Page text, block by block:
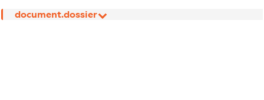
document.dossier